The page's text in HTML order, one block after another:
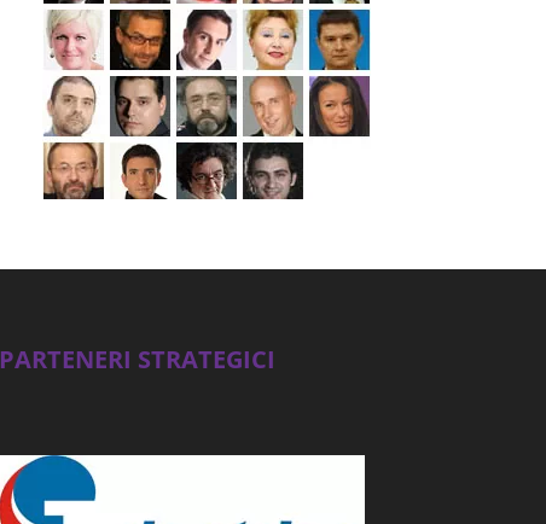
PARTENERI STRATEGICI